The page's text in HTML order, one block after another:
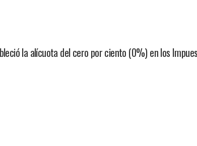
la alícuota del cero por ciento (0%) en los